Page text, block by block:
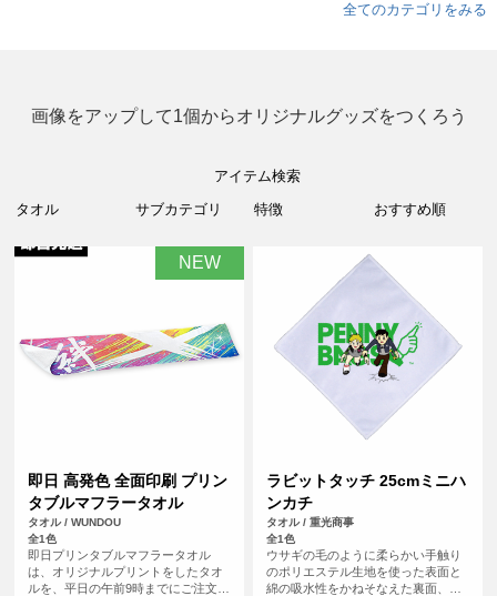
全てのカテゴリをみる
画像をアップして1個からオリジナルグッズをつくろう
アイテム検索
NEW
即日 高発色 全面印刷 プリン
タブルマフラータオル
タオル / WUNDOU
全1色
即日プリンタブルマフラータオル
は、オリジナルプリントをしたタオ
ルを、平日の午前9時までにご注文
ラビットタッチ 25cmミニハ
ンカチ
タオル / 重光商事
全1色
ウサギの毛のように柔らかい手触り
のポリエステル生地を使った表面と
綿の吸水性をかねそなえた裏面、丁